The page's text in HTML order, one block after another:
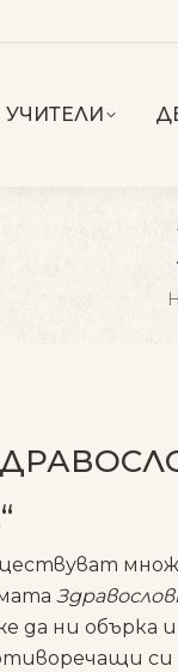
УЧИТЕЛИ
да ни обърка
си